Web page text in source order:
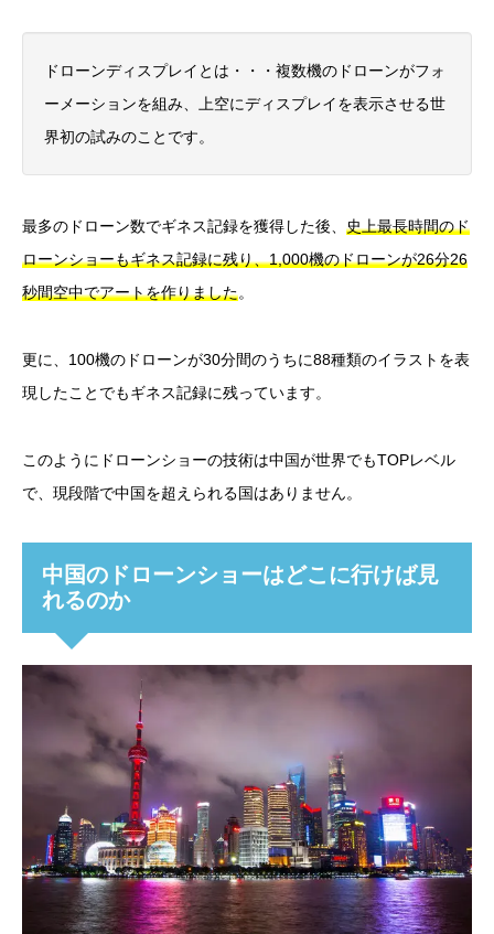
ドローンディスプレイとは・・・複数機のドローンがフォ
ーメーションを組み、上空にディスプレイを表示させる世
界初の試みのことです。
最多のドローン数でギネス記録を獲得した後、 史上最長時間のド
ローンショーもギネス記録に残り、1,000機のドローンが26分26
秒間空中でアートを作りました。
更に、100機のドローンが30分間のうちに88種類のイラストを表
現したことでもギネス記録に残っています。
このようにドローンショーの技術は中国が世界でもTOPレベル
で、現段階で中国を超えられる国はありません。
中国のドローンショーはどこに行けば見
れるのか